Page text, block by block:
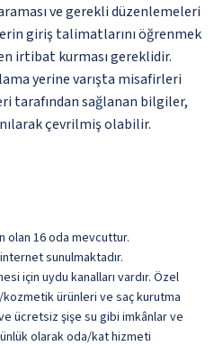
ve gerekli düzenlemeleri
giriş talimatlarını öğrenmek
irtibat kurması gereklidir.
yerine varışta misafirleri
tarafından sağlanan bilgiler,
çevrilmiş olabilir.
olan 16 oda mevcuttur.
sunulmaktadır.
için uydu kanalları vardır. Özel
ürünleri ve saç kurutma
ücretsiz şişe su gibi imkânlar ve
olarak oda/kat hizmeti